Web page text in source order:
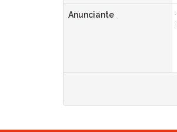
Anunciante